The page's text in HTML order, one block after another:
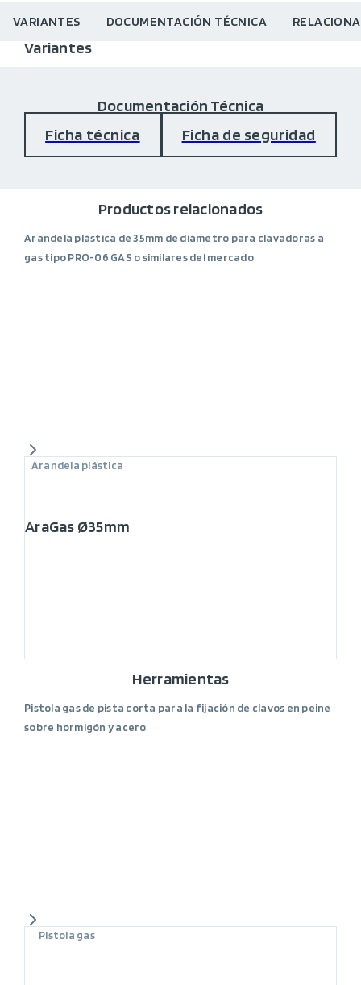
VARIANTES DOCUMENTACIÓN TÉCNICA
Variantes
Documentación Técnica
Ficha técnica
Ficha de seguridad
Productos relacionados
Arandela plástica de 35mm de diámetro para clavadoras a
gas tipo PRO-06 GAS o similares del mercado
Arandela plástica
AraGas Ø35mm
Herramientas
Pistola gas de pista corta para la fijación de clavos en peine
sobre hormigón y acero
Pistola gas